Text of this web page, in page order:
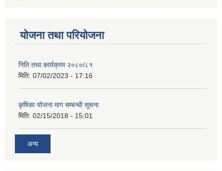
योजना तथा परियोजना
निति तथा कार्यक्रम २०८०/८१
मिति: 07/02/2023 - 17:16
कृषिका योजना माग सम्बन्धी सूचना
मिति: 02/15/2018 - 15:01
अन्य